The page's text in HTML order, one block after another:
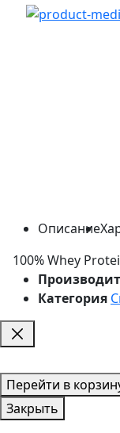
Описание
100% Whey
Категория
Перейти в
Закрыть